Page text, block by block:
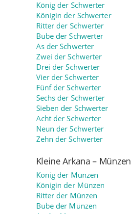
König der Schwerter
Königin der Schwerter
Ritter der Schwerter
Bube der Schwerter
As der Schwerter
Zwei der Schwerter
Drei der Schwerter
Vier der Schwerter
Fünf der Schwerter
Sechs der Schwerter
Sieben der Schwerter
Acht der Schwerter
Neun der Schwerter
Zehn der Schwerter
Kleine Arkana – Münzen
König der Münzen
Königin der Münzen
Ritter der Münzen
Bube der Münzen